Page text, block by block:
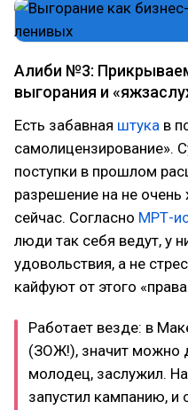
Алиби №3:
выгорания и
Есть забавная штука в
самолицензирование».
поступки в прошлом
разрешение на не
сейчас. Согласно МРТ-
люди так себя ведут, у
удовольствия, а не
кайфуют от этого
Работает везде: в
(ЗОЖ!), значит можно
молодец, заслужил.
запустил кампанию,